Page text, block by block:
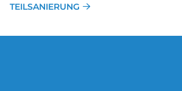
TEILSANIERUNG